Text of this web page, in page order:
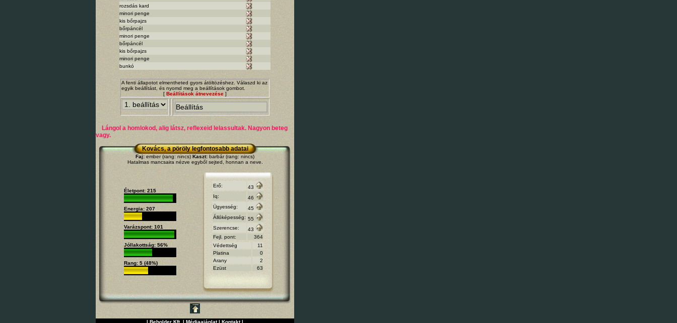
rozsdás kard
minori penge
kis bőrpajzs
bőrpáncél
minori penge
bőrpáncél
kis bőrpajzs
minori penge
bunkó
A fenti állapotot elmentheted gyors átöltözéshez. Válaszd ki az
egyik beállítást, és nyomd meg a beállítások gombot.
[ Beállítások átnevezése ]
Lángol a homlokod, alig látsz, reflexeid lelassultak. Nagyon beteg
vagy.
Kovács, a pöröly legfontosabb adatai
Faj: ember (rang: nincs) Kaszt: barbár (rang: nincs)
Hatalmas mancsaira nézve egyből sejted, honnan a neve.
Életpont: 215
Energia: 207
Varázspont: 101
Jóllakottság: 56%
Rang: 5 (48%)
Erő:
43
Iq:
46
Ügyesség:
45
Állóképesség: 55
Szerencse:
43
Fejl. pont:
364
Védettség
11
Platina
0
Arany
2
Ezüst
63
| Beholder Kft. | Médiaajánlat| Kontakt|